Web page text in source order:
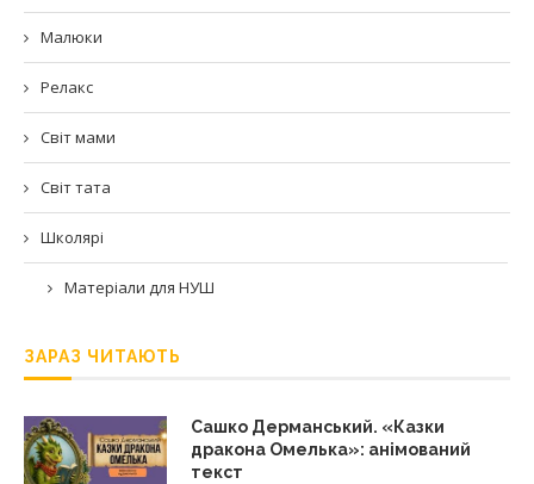
Малюки
Релакс
Світ мами
Світ тата
Школярі
Матеріали для НУШ
ЗАРАЗ ЧИТАЮТЬ
Сашко Дерманський. «Казки
дракона Омелька»: анімований
текст